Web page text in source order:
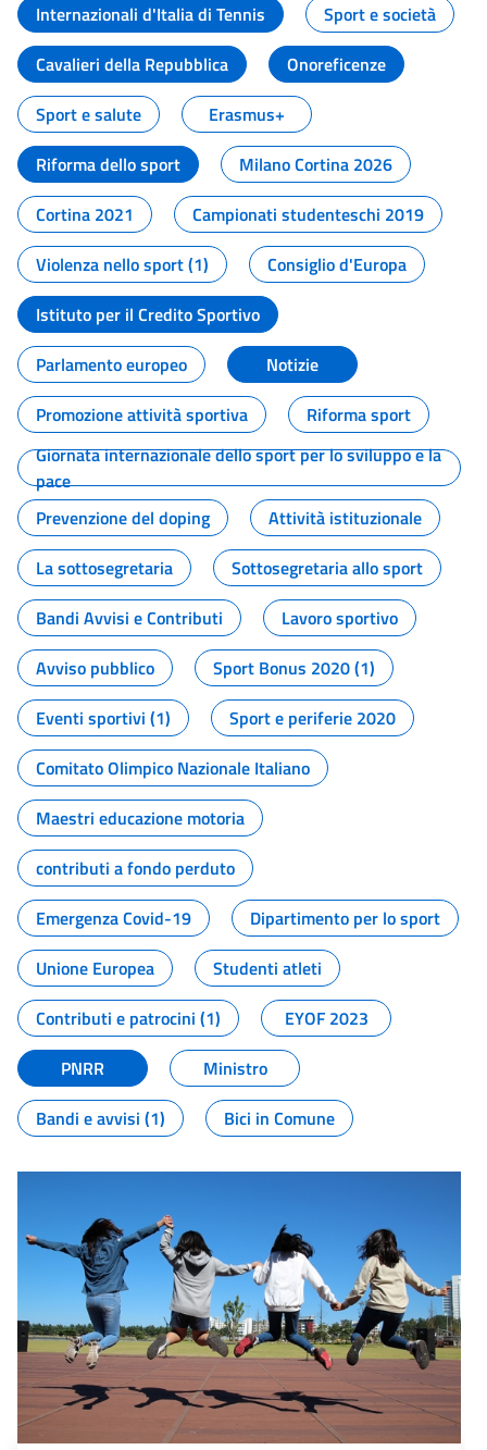
Internazionali d'Italia di Tennis
Sport e società
Cavalieri della Repubblica
Onoreficenze
Sport e salute
Erasmus+
Riforma dello sport
Milano Cortina 2026
Cortina 2021
Campionati studenteschi 2019
Violenza nello sport (1)
Consiglio d'Europa
Istituto per il Credito Sportivo
Parlamento europeo
Notizie
Promozione attività sportiva
Riforma sport
Giornata internazionale dello sport per lo sviluppo e la
pace
Prevenzione del doping
Attività istituzionale
La sottosegretaria
Sottosegretaria allo sport
Bandi Avvisi e Contributi
Lavoro sportivo
Avviso pubblico
Sport Bonus 2020 (1)
Eventi sportivi (1)
Sport e periferie 2020
Comitato Olimpico Nazionale Italiano
Maestri educazione motoria
contributi a fondo perduto
Emergenza Covid-19
Dipartimento per lo sport
Unione Europea
Studenti atleti
Contributi e patrocini (1)
EYOF 2023
PNRR
Ministro
Bandi e avvisi (1)
Bici in Comune